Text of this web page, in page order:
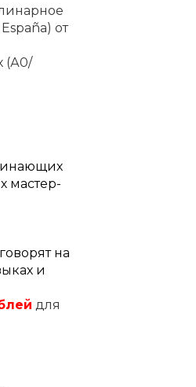
от
(А0/
мастер-
на
и
для